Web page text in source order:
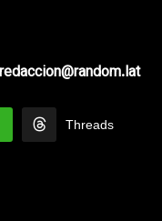
redaccion@random.lat
Threads